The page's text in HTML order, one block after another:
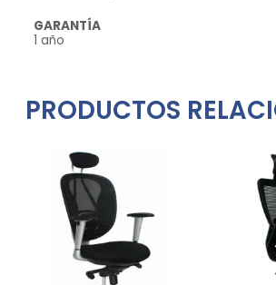
GARANTÍA
1 año
PRODUCTOS